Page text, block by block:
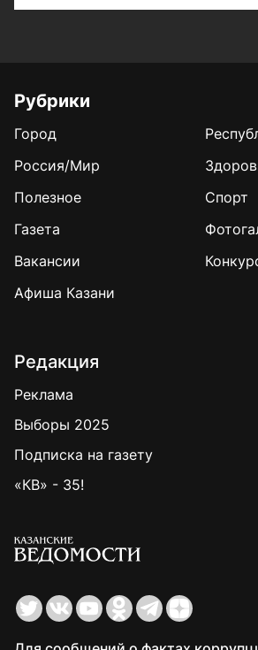
Рубрики
Город
Россия/Мир
Полезное
Спорт
Газета
Вакансии
Афиша Казани
Редакция
Реклама
Выборы 2025
Подписка на газету
«КВ» - 35!